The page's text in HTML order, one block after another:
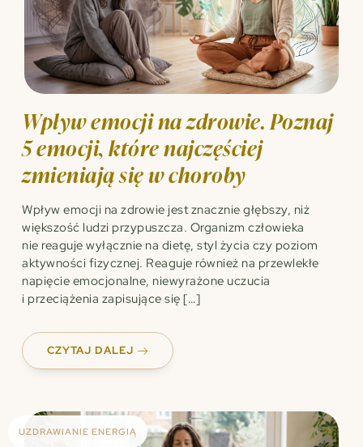
Wpływ emocji na zdrowie. Poznaj
5 emocji, które najczęściej
zmieniają się w choroby
Wpływ emocji na zdrowie jest znacznie głębszy, niż
większość ludzi przypuszcza. Organizm człowieka
nie reaguje wyłącznie na dietę, styl życia czy poziom
aktywności fizycznej. Reaguje również na przewlekłe
napięcie emocjonalne, niewyrażone uczucia
i przeciążenia zapisujące się […]
CZYTAJ DALEJ
UZDRAWIANIE ENERGIĄ